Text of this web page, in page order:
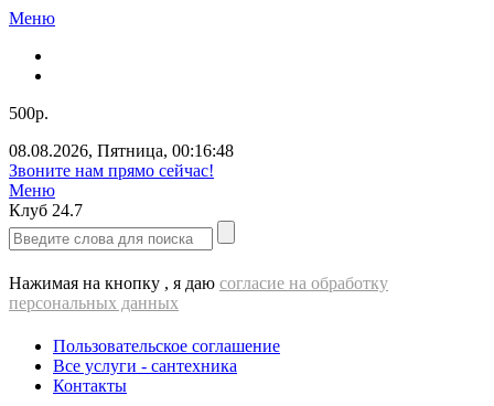
Меню
500р.
08.08.2026, Пятница, 00:16:49
Звоните нам прямо сейчас!
Меню
Клуб 24.7
Нажимая на кнопку , я даю согласие на обработку
персональных данных
Пользовательское соглашение
Все услуги - cантехника
Контакты